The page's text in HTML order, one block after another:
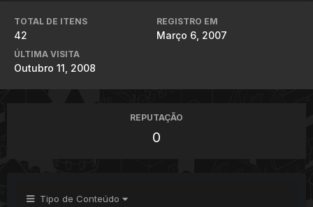
TOTAL DE ITENS
42
REGISTRO EM
Março 6, 2007
ÚLTIMA VISITA
Outubro 11, 2008
REPUTAÇÃO
0
Tipo de Conteúdo